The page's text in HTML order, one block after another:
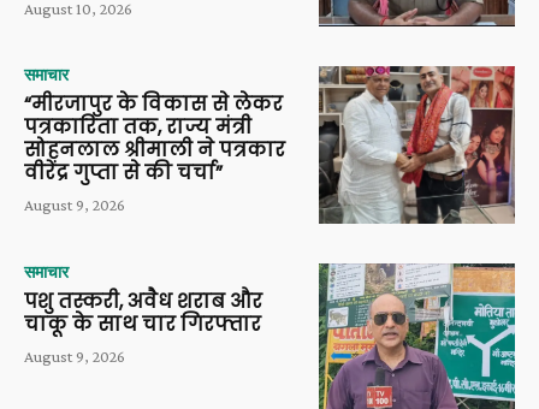
August 10, 2026
समाचार
“मीरजापुर के विकास से लेकर
पत्रकारिता तक, राज्य मंत्री
सोहनलाल श्रीमाली ने पत्रकार
वीरेंद्र गुप्ता से की चर्चा”
August 9, 2026
समाचार
पशु तस्करी, अवैध शराब और
चाकू के साथ चार गिरफ्तार
August 9, 2026